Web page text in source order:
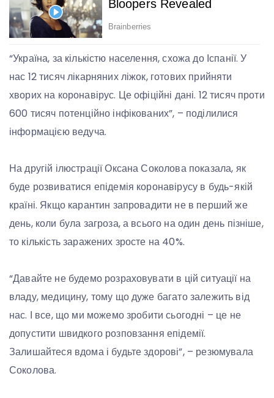
“Україна, за кількістю населення, схожа до Іспанії. У
нас 12 тисяч лікарняних ліжок, готових прийняти
хворих на коронавірус. Це офіційні дані. 12 тисяч проти
600 тисяч потенційно інфікованих”, – поділилися
інформацією ведуча.
На другій ілюстрації Оксана Соколова показала, як
буде розвиватися епідемія коронавірусу в будь-якій
країні. Якщо карантин запровадити не в перший же
день, коли була загроза, а всього на один день пізніше,
то кількість заражених зросте на 40%.
“Давайте не будемо розраховувати в цій ситуації на
владу, медицину, тому що дуже багато залежить від
нас. І все, що ми можемо зробити сьогодні – це не
допустити швидкого розповзання епідемії.
Залишайтеся вдома і будьте здорові”, – резюмувала
Соколова.